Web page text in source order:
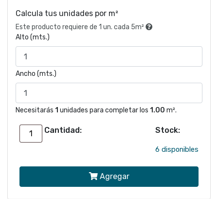
Calcula tus unidades por m²
Este producto requiere de 1 un. cada 5m²
Alto (mts.)
Ancho (mts.)
Necesitarás 1 unidades para completar los 1.00 m².
Cantidad:
Papel
Stock:
6 disponibles
Agregar